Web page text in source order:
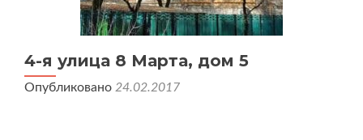
4-я улица 8 Марта, дом 5
Опубликовано 24.02.2017